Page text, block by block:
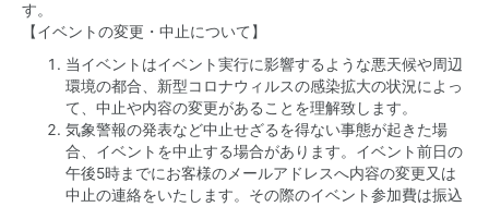
す。
【イベントの変更・中止について】
当イベントはイベント実行に影響するような悪天候や周辺
環境の都合、新型コロナウィルスの感染拡大の状況によっ
て、中止や内容の変更があることを理解致します。
気象警報の発表など中止せざるを得ない事態が起きた場
合、イベントを中止する場合があります。イベント前日の
午後5時までにお客様のメールアドレスへ内容の変更又は
中止の連絡をいたします。その際のイベント参加費は振込